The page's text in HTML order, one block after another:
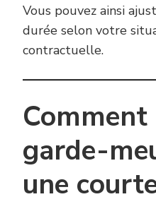
Vous pouvez ainsi
durée selon votre
contractuelle.
garde-
une